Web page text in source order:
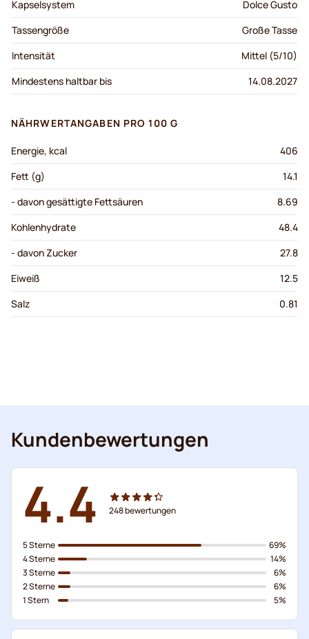
Kapselsystem
Dolce Gusto
Tassengröße
Große Tasse
Intensität
Mittel (5/10)
Mindestens haltbar bis
14.08.2027
NÄHRWERTANGABEN PRO 100 G
Energie, kcal
406
Fett (g)
14.1
- davon gesättigte Fettsäuren
8.69
Kohlenhydrate
48.4
- davon Zucker
27.8
Eiweiß
12.5
Salz
0.81
Kundenbewertungen
4.4 248bewertungen
5 Sterne
4 Sterne
3 Sterne
2 Sterne
1 Stern
69%
14%
6%
6%
5%